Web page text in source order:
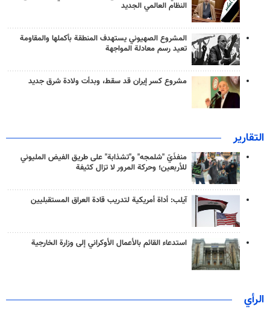
النظام العالمي الجديد
المشروع الصهيوني يستهدف المنطقة بأكملها والمقاومة
تعيد رسم معادلة المواجهة
مشروع كسر إيران قد سقط، وبدأت ولادة شرق جديد
التقارير
منفذَيّ "شلمجه" و"تشذابة" على طريق الفيض المليوني
للأربعين؛ وحركة المرور لا تزال كثيفة
آيلب: أداة أمريكية لتدريب قادة العراق المستقبليين
استدعاء القائم بالأعمال الأوكراني إلى وزارة الخارجية
الرأي